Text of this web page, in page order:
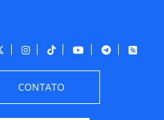
CONTATO